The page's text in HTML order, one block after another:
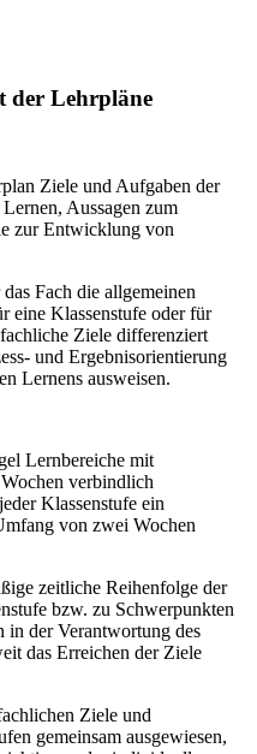
der Lehrpläne
Ziele und Aufgaben der
Aussagen zum
zur Entwicklung von
Fach die allgemeinen
eine Klassenstufe oder für
Ziele differenziert
und Ergebnisorientierung
Lernens ausweisen.
Lernbereiche mit
verbindlich
Klassenstufe ein
von zwei Wochen
zeitliche Reihenfolge der
bzw. zu Schwerpunkten
in der Verantwortung des
das Erreichen der Ziele
Ziele und
gemeinsam ausgewiesen,